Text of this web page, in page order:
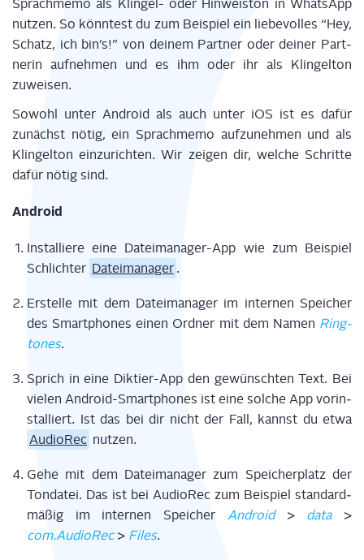
Sprach­me­mo als Klin­gel- oder Hin­weis­ton in Whats­App
nut­zen. So könn­test du zum Bei­spiel ein lie­be­vol­les “Hey,
Schatz, ich bin’s!” von dei­nem Part­ner oder dei­ner Part­
ne­rin auf­neh­men und es ihm oder ihr als Klin­gel­ton
zuweisen.
Sowohl unter Android als auch unter iOS ist es dafür
zunächst nötig, ein Sprach­me­mo auf­zu­neh­men und als
Klin­gel­ton ein­zu­rich­ten. Wir zei­gen dir, wel­che Schrit­te
dafür nötig sind.
Android
Instal­lie­re eine Datei­ma­na­ger-App wie zum Bei­spiel
Schlich­ter Datei­ma­na­ger .
Erstel­le mit dem Datei­ma­na­ger im inter­nen Spei­cher
des Smart­phones einen Ord­ner mit dem Namen Ring­
to­nes.
Sprich in eine Dik­tier-App den gewünsch­ten Text. Bei
vie­len Android-Smart­phones ist eine sol­che App vor­in­
stal­liert. Ist das bei dir nicht der Fall, kannst du etwa
Audio­Rec nutzen.
Gehe mit dem Datei­ma­na­ger zum Spei­cher­platz der
Ton­da­tei. Das ist bei Audio­Rec zum Bei­spiel stan­dard­
mä­ßig im inter­nen Spei­cher Android> data>
com.AudioRec> Files.